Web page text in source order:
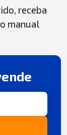
receba
manual